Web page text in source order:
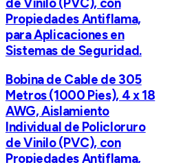
Propiedades Antiflama,
para Aplicaciones en
Sistemas de Seguridad.
Bobina de Cable de 305
Metros (1000 Pies), 4 x 18
AWG, Aislamiento
Individual de Policloruro
de Vinilo (PVC), con
Propiedades Antiflama,